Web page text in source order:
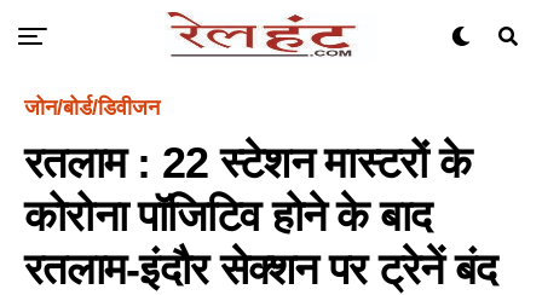
जोन/बोर्ड/डिवीजन
रतलाम : 22 स्टेशन मास्टरों के
कोरोना पॉजिटिव होने के बाद
रतलाम-इंदौर सेक्शन पर ट्रेनें बंद